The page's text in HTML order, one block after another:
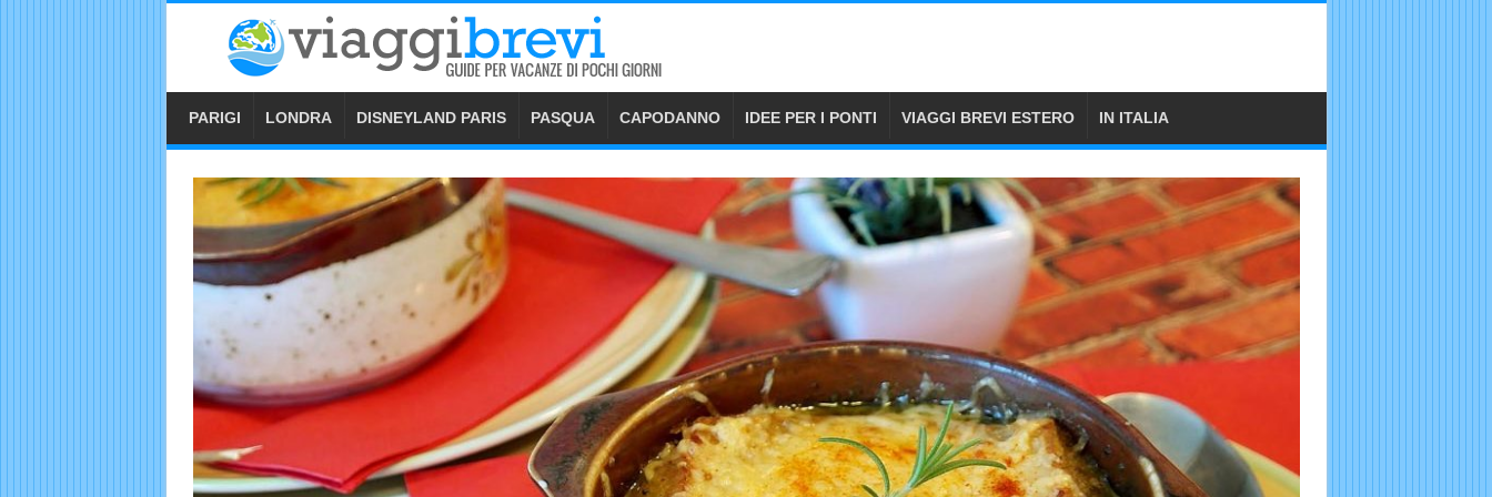
PARIGI LONDRA DISNEYLAND PARIS PASQUA CAPODANNO IDEE PER I PONTI VIAGGI BREVI ESTERO IN ITALIA